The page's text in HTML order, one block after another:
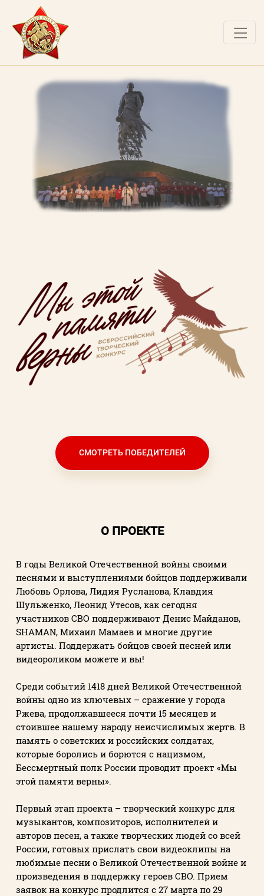
О ПРОЕКТЕ
НОВОСТИ
РАБОТЫ ПОБЕДИТЕЛЕЙ
ВОПРОСЫ
ВХОД В ЛК
ВХОД В ЛИЧНЫЙ КАБИНЕТ
Пароль
Заполняя данную форму вы соглашаетесь с
политикой конфиденциальности
сайта
СМОТРЕТЬ ПОБЕДИТЕЛЕЙ
О ПРОЕКТЕ
В годы Великой Отечественной войны своими
песнями и выступлениями бойцов поддерживали
Любовь Орлова, Лидия Русланова, Клавдия
Шульженко, Леонид Утесов, как сегодня
участников СВО поддерживают Денис Майданов,
SHAMAN, Михаил Мамаев и многие другие
артисты. Поддержать бойцов своей песней или
видеороликом можете и вы!
Среди событий 1418 дней Великой Отечественной
войны одно из ключевых – сражение у города
Ржева, продолжавшееся почти 15 месяцев и
стоившее нашему народу неисчислимых жертв. В
память о советских и российских солдатах,
которые боролись и борются с нацизмом,
Бессмертный полк России проводит проект «Мы
этой памяти верны».
Первый этап проекта – творческий конкурс для
музыкантов, композиторов, исполнителей и
авторов песен, а также творческих людей со всей
России, готовых прислать свои видеоклипы на
любимые песни о Великой Отечественной войне и
произведения в поддержку героев СВО. Прием
заявок на конкурс продлится с 27 марта по 29